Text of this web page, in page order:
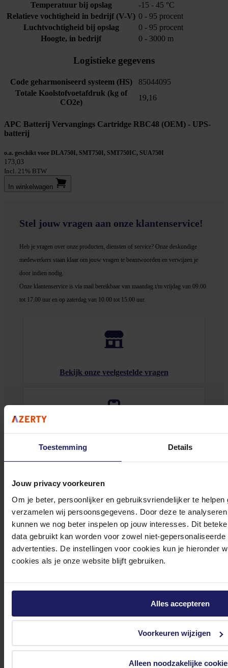
Toestemming Details
Jouw privacy voorkeuren
Om je beter, persoonlijker en gebruiksvriendelijker te
verzamelen wij persoonsgegevens. Door deze te
kunnen we nog beter inspelen op jouw interesses. Dit
data gebruikt kan worden voor zowel niet-
advertenties. De instellingen voor cookies kun je hieronder
cookies als je onze website blijft gebruiken.
Alles accepteren
Voorkeuren wijzigen
Alleen noodzakelijke
Temperatuur bij opslag
-15 - 45 °C
Relatieve vochtigheid in bedrijf (V-V) 0 - 95 procent
Luchtvochtigheid bij opslag
0 - 95 procent
Hoogte, in bedrijf
0 - 3000 m
Logistieke gegevens
Code geharmoniseerd systeem (HS)
85044095
Totale Koolstofvoetafdruk (kg of
CO2e)
19,16
APC Batterij Vervangings Cartridge RBC48 (OEM) - UPS-
batterij
o.a. geschikt voor DLA750I, SMT750I, SMT750IC, SUA750I
173,03
Incl. 21% BTW
In winkel­wagen
Stel jouw vragen aan onze klantenservice!
Heb je vragen over onze producten, diensten of service? Onze deskundige
medewerkers staan klaar om jouw vragen te beantwoorden en verwijzen je
door indien nodig.
Onze klantenservice is via mail bereikbaar van maandag t/m vrijdag van 09.00
tot 17.00 uur en op zaterdag van 10.00 tot 15.00 uur.
Bekijk onze veelgestelde vragen
Klantenservice@azerty.nl
Meld je aan voor onze nieuwsbrief!